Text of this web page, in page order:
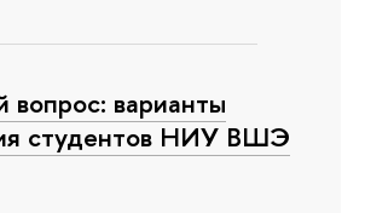
варианты
студентов НИУ ВШЭ